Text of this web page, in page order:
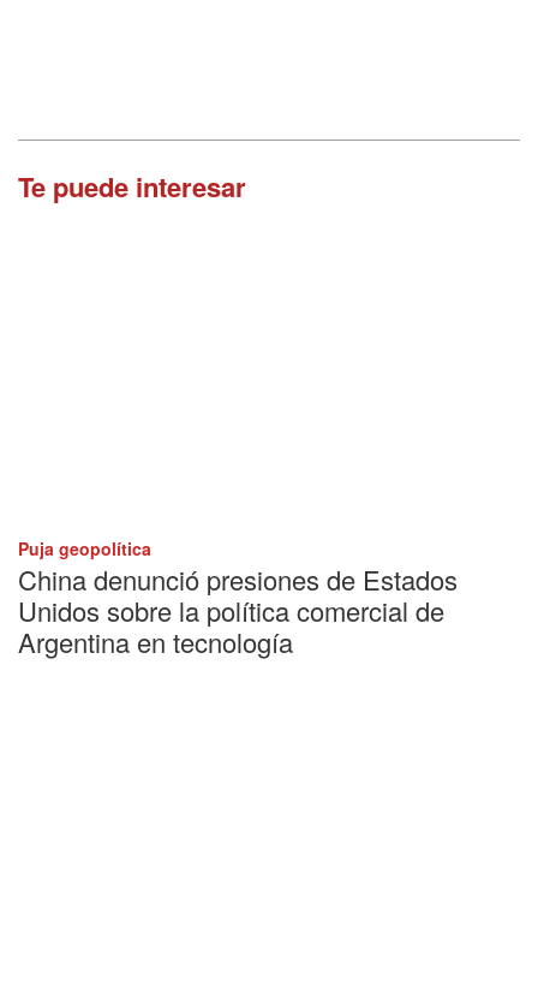
Te puede interesar
Puja geopolítica
China denunció presiones de Estados
Unidos sobre la política comercial de
Argentina en tecnología